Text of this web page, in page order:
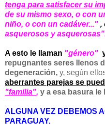
tenga para satisfacer su
de su mismo sexo, o con
niño, o con un cadáver..." ,
asquerosos y
A esto le llaman "género"
repugnantes seres llenos
degeneración, y, según
aberrantes parejas se
"familia", y a esa basura le
ALGUNA VEZ DEBEMOS
PARAGUAY.